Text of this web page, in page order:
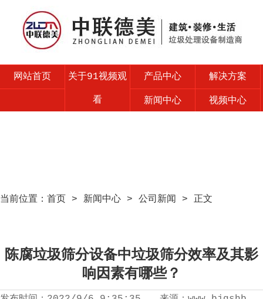
网站首页 关于91视频观
看
产品中心 解决方案
新闻中心 视频中心
当前位置： 首页 > 新闻中心 > 公司新闻 > 正文
陈腐垃圾筛分设备中垃圾筛分效率及其影
响因素有哪些？